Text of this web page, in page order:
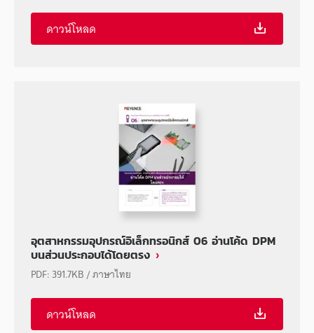
ดาวน์โหลด
อุตสาหกรรมอุปกรณ์อิเล็กทรอนิกส์ 06 อ่านโค้ด DPM
บนส่วนประกอบได้โดยตรง
PDF: 391.7KB/ภาษาไทย
ดาวน์โหลด